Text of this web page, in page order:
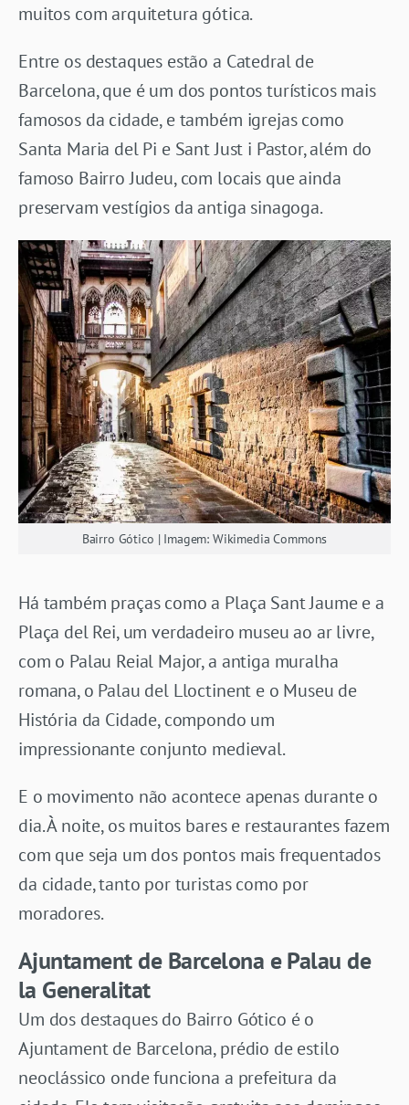
muitos com arquitetura gótica.
Entre os destaques estão a Catedral de
Barcelona, que é um dos pontos turísticos mais
famosos da cidade, e também igrejas como
Santa Maria del Pi e Sant Just i Pastor, além do
famoso Bairro Judeu, com locais que ainda
preservam vestígios da antiga sinagoga.
Bairro Gótico | Imagem: Wikimedia Commons
Há também praças como a Plaça Sant Jaume e a
Plaça del Rei, um verdadeiro museu ao ar livre,
com o Palau Reial Major, a antiga muralha
romana, o Palau del Lloctinent e o Museu de
História da Cidade, compondo um
impressionante conjunto medieval.
E o movimento não acontece apenas durante o
dia. À noite, os muitos bares e restaurantes fazem
com que seja um dos pontos mais frequentados
da cidade, tanto por turistas como por
moradores.
Ajuntament de Barcelona e Palau de
la Generalitat
Um dos destaques do Bairro Gótico é o
Ajuntament de Barcelona, prédio de estilo
neoclássico onde funciona a prefeitura da